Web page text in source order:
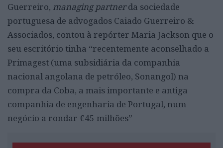
Guerreiro, managing partnerda sociedade
portuguesa de advogados Caiado Guerreiro &
Associados, contou à repórter Maria Jackson que o
seu escritório tinha “recentemente aconselhado a
Primagest (uma subsidiária da companhia
nacional angolana de petróleo, Sonangol) na
compra da Coba, a mais importante e antiga
companhia de engenharia de Portugal, num
negócio a rondar €45 milhões”